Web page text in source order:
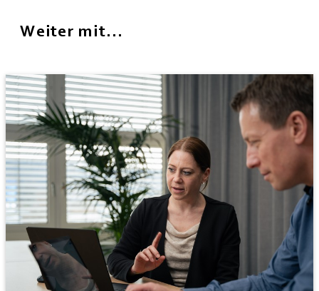
Weiter mit...